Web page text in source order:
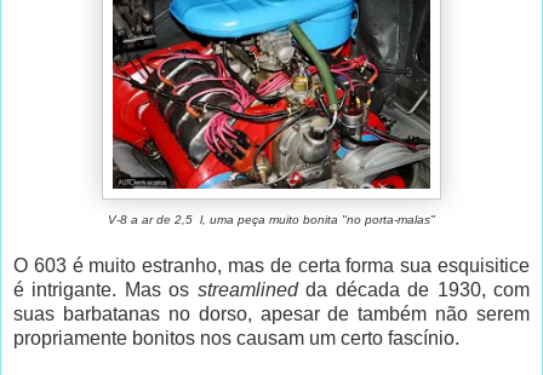
V-8 a ar de 2,5 l, uma peça muito bonita "no porta-malas"
O 603 é muito estranho, mas de certa forma sua esquisitice
é intrigante. Mas os streamlinedda década de 1930, com
suas barbatanas no dorso, apesar de também não serem
propriamente bonitos nos causam um certo fascínio.